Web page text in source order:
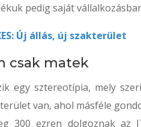
pedig saját
Új állás, új szakterület
csak matek
egy sztereotípia, mely
van, ahol másféle
300 ezren dolgoznak